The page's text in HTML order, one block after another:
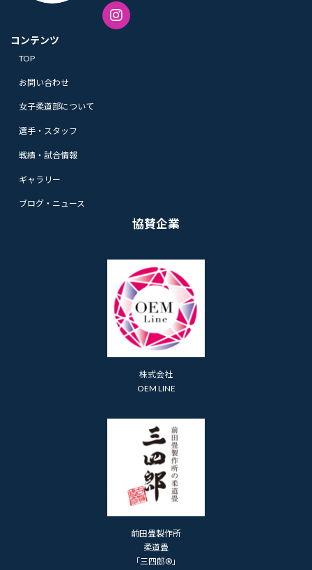
コンテンツ
TOP
お問い合わせ
女子柔道部について
選手・スタッフ
戦績・試合情報
ギャラリー
ブログ・ニュース
協賛企業
株式会社
OEM LINE
前田畳製作所
柔道畳
「三四郎®」